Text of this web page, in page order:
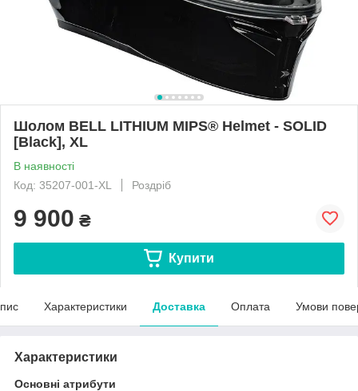
Шолом BELL LITHIUM MIPS® Helmet - SOLID
[Black], XL
В наявності
Код: 35207-001-XL
Роздріб
9 900 ₴
Купити
Характеристики Доставка Оплата Умови
Характеристики
Основні атрибути